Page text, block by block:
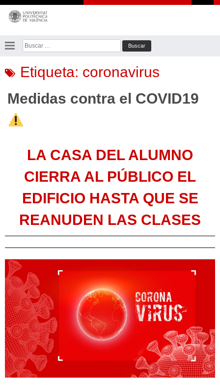
Saltar
contenido
Buscar:
Etiqueta: coronavirus
Medidas contra el COVID19
LA CASA DEL ALUMNO
CIERRA AL PÚBLICO EL
EDIFICIO HASTA QUE SE
REANUDEN LAS CLASES